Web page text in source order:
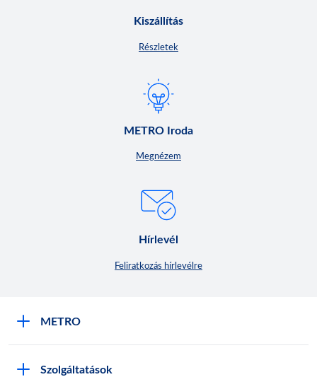
Kiszállítás
Részletek
METRO Iroda
Megnézem
Hírlevél
Feliratkozás hírlevélre
METRO
Szolgáltatások